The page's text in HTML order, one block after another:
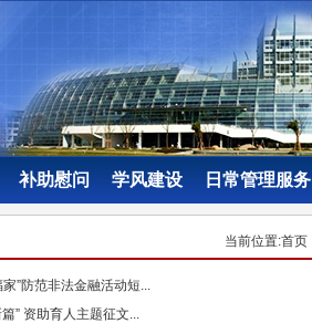
补助慰问 学风建设 日常管理服务
当前位置:首页
”防范非法金融活动短...
” 资助育人主题征文...